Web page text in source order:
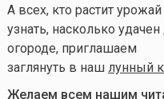
А всех, кто растит
узнать, насколько
огороде, приглашаем
заглянуть в наш лунный
Желаем всем нашим